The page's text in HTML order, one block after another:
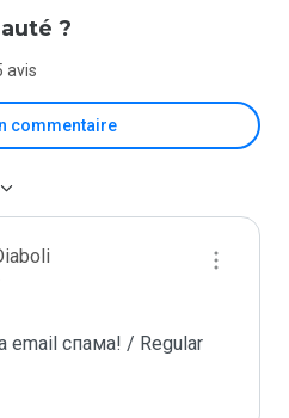
?
avis
commentaire
email спама! / Regular